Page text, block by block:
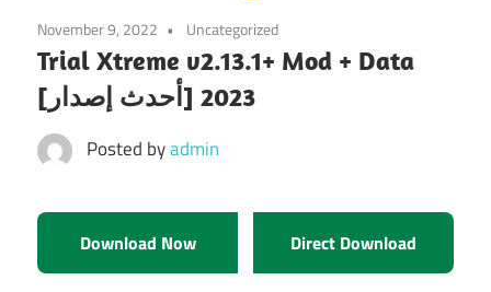
November 9, 2022 Uncategorized
Trial Xtreme v2.13.1+ Mod + Data
[أحدث إصدار] 2023
Posted byadmin
Download Now Direct Download